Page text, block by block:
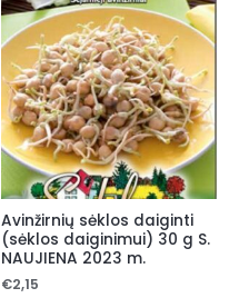
Avinžirnių sėklos daiginti
(sėklos daiginimui) 30 g S.
NAUJIENA 2023 m.
€2,15